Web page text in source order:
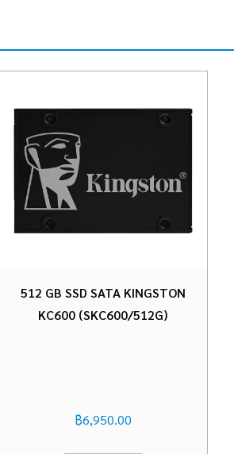
512 GB SSD SATA KINGSTON
KC600 (SKC600/512G)
฿6,950.00